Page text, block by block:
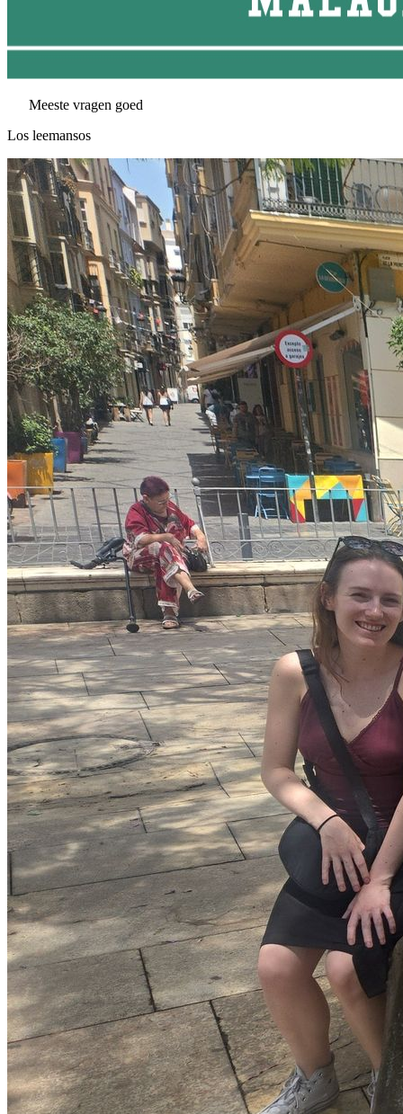
Meeste vragen goed
Los leemansos